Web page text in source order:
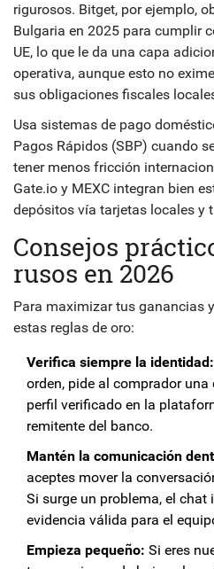
rigurosos. Bitget, por ejemplo,
Bulgaria en 2025 para cumplir
UE, lo que le da una capa
operativa, aunque esto no
sus obligaciones fiscales
Usa sistemas de pago
Pagos Rápidos (SBP) cuando
tener menos fricción
Gate.io y MEXC integran bien
depósitos vía tarjetas locales y
Consejos
rusos en 2026
Para maximizar tus ganancias
estas reglas de oro:
Verifica siempre la identidad:
orden, pide al comprador
perfil verificado en la
remitente del banco.
Mantén la comunicación
aceptes mover la
Si surge un problema, el chat
evidencia válida para el
Empieza pequeño: Si eres